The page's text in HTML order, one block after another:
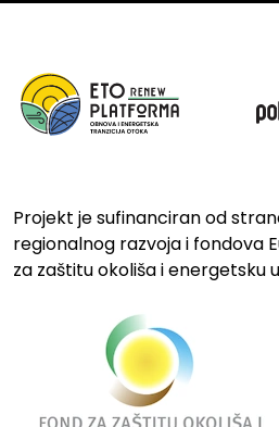
Projekt je sufinanciran od
regionalnog razvoja i fondova
za zaštitu okoliša i energetsku